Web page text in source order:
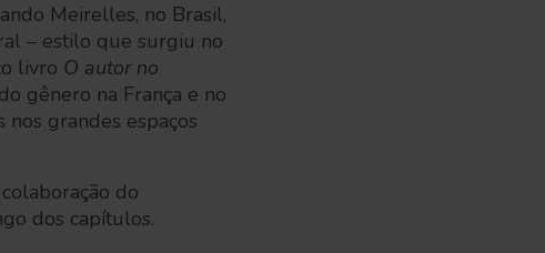
Meirelles, no Brasil,
– estilo que surgiu no
livro O autor no
gênero na França e no
grandes espaços
do
dos capítulos.